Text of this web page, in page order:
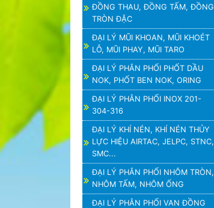
ĐỒNG THAU, ĐỒNG TẤM, ĐỒNG
TRÒN ĐẶC
ĐẠI LÝ MŨI KHOAN, MŨI KHOÉT
LỖ, MŨI PHAY, MŨI TARO
ĐẠI LÝ PHÂN PHỐI PHỐT DẦU
NOK, PHỐT BEN NOK, ORING
ĐẠI LÝ PHÂN PHỐI INOX 201-
304-316
ĐẠI LÝ KHÍ NÉN, KHÍ NÉN THỦY
LỰC HIỆU AIRTAC, JELPC, STNC,
SMC...
ĐẠI LÝ PHÂN PHỐI NHÔM TRÒN,
NHÔM TẤM, NHÔM ỐNG
ĐẠI LÝ PHÂN PHỐI VAN ĐỒNG